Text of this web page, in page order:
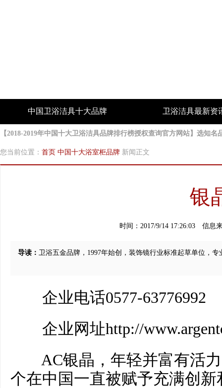
中国卫浴洁具十大品牌 卫浴洁具最新资
【2018-2019年中国十大卫浴洁具品牌排行榜授权查询官方网站】选知
您当前位置： 首页 中国十大浴室柜品牌 新闻正文
银
时间：2017/9/14 17:26:03 信息
导读： 卫浴五金品牌，1997年始创，装饰镜行业标准起草单位，
企业电话0577-63776992
企业网址http://
AC银晶，年轻并富有活力
个在中国一直被赋予充满创